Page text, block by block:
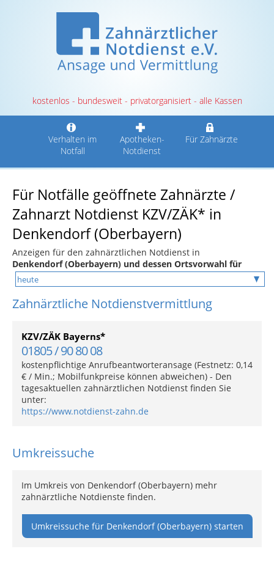
kostenlos - bundesweit - privatorganisiert - alle Kassen
Verhalten im
Notfall
Apotheken-
Notdienst
Für Zahnärzte
Für Notfälle geöffnete Zahnärzte /
Zahnarzt Notdienst KZV/ZÄK* in
Denkendorf (Oberbayern)
Anzeigen für den zahnärztlichen Notdienst in
Denkendorf (Oberbayern) und dessen Ortsvorwahl für
Zahnärztliche Notdienstvermittlung
KZV/ZÄK Bayerns*
01805 / 90 80 08
kostenpflichtige Anrufbeantworteransage (Festnetz: 0,14
€ / Min.; Mobilfunkpreise können abweichen) - Den
tagesaktuellen zahnärztlichen Notdienst finden Sie
unter:
https://www.notdienst-zahn.de
Umkreissuche
Im Umkreis von Denkendorf (Oberbayern) mehr
zahnärztliche Notdienste finden.
Umkreissuche für Denkendorf (Oberbayern) starten